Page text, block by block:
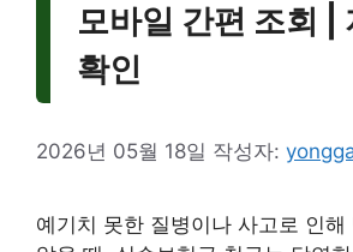
모바일 간편 조회 |
확인
2026년 05월 18일 작성자:
예기치 못한 질병이나 사고로 인